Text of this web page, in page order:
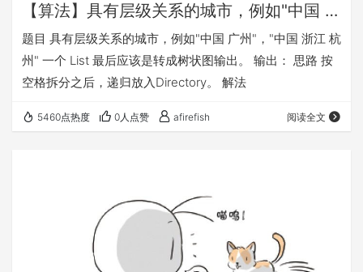
【算法】具有层级关系的城市，例如"中国 广州"，"中国 浙江 杭州" 一个 List 最后应该是转成树状图输出
题目 具有层级关系的城市，例如"中国 广州"，"中国 浙江 杭
州" 一个 List 最后应该是转成树状图输出。 输出： 思路 按
空格拆分之后，递归放入Directory。 解法
5460点热度 0人点赞 afirefish 阅读全文